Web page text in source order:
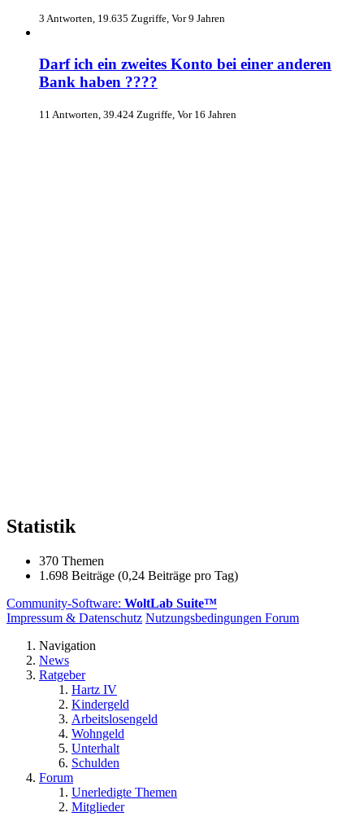
3 Antworten, 19.635 Zugriffe, Vor 9 Jahren
Darf ich ein zweites Konto bei einer anderen
Bank haben ????
11 Antworten, 39.424 Zugriffe, Vor 16 Jahren
Statistik
370 Themen
1.698 Beiträge (0,24 Beiträge pro Tag)
Community-Software: WoltLab Suite™
Impressum & Datenschutz Nutzungsbedingungen Forum
Navigation
News
Ratgeber
Hartz IV
Kindergeld
Arbeitslosengeld
Wohngeld
Unterhalt
Schulden
Forum
Unerledigte Themen
Mitglieder